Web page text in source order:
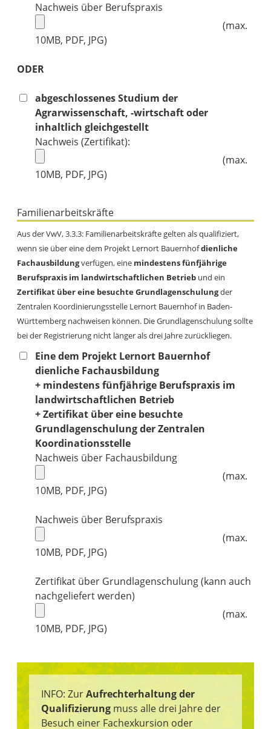
Nachweis über Berufspraxis
(max.
10MB, PDF, JPG)
ODER
abgeschlossenes Studium der
Agrarwissenschaft, -wirtschaft oder
inhaltlich gleichgestellt
Nachweis (Zertifikat):
(max.
10MB, PDF, JPG)
Familienarbeitskräfte
Aus der VwV, 3.3.3: Familienarbeitskräfte gelten als qualifiziert,
wenn sie über eine dem Projekt Lernort Bauernhofdienliche
Fachausbildungverfügen, eine mindestens fünfjährige
Berufspraxis im landwirtschaftlichen Betrieb und ein
Zertifikat über eine besuchte Grundlagenschulungder
Zentralen Koordinierungsstelle Lernort Bauernhof in Baden-
Württemberg nachweisen können. Die Grundlagenschulung sollte
bei der Registrierung nicht länger als drei Jahre zurückliegen.
Eine dem Projekt Lernort Bauernhof
dienliche Fachausbildung
+ mindestens fünfjährige Berufspraxis im
landwirtschaftlichen Betrieb
+ Zertifikat über eine besuchte
Grundlagenschulung der Zentralen
Koordinationsstelle
Nachweis über Fachausbildung
(max.
10MB, PDF, JPG)
Nachweis über Berufspraxis
(max.
10MB, PDF, JPG)
Zertifikat über Grundlagenschulung (kann auch
nachgeliefert werden)
(max.
10MB, PDF, JPG)
INFO: ZurAufrechterhaltung der
Qualifizierung muss alle drei Jahre der
Besuch einer Fachexkursion oder